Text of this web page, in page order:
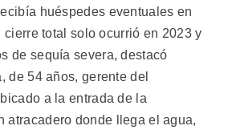
huéspedes eventuales en
total solo ocurrió en 2023 y
de sequía severa, destacó
de 54 años, gerente del
a la entrada de la
atracadero donde llega el agua,